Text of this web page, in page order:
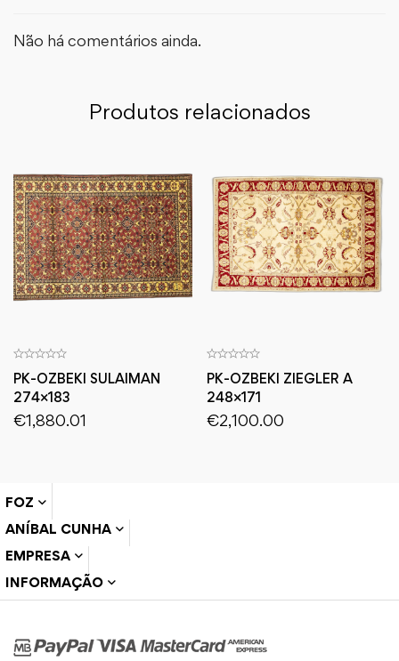
Não há comentários ainda.
Produtos relacionados
PK-OZBEKI SULAIMAN
274×183
€1,880.01
PK-OZBEKI ZIEGLER A
248×171
€2,100.00
FOZ
ANÍBAL CUNHA
EMPRESA
INFORMAÇÃO